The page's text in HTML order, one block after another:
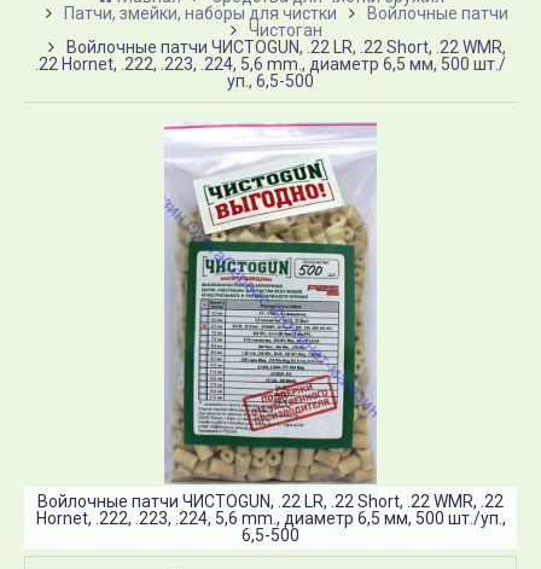
Патчи, змейки, наборы для чистки
Войлочные патчи
Чистоган
Войлочные патчи ЧИСТОGUN, .22 LR, .22 Short, .22 WMR,
.22 Hornet, .222, .223, .224, 5,6 mm., диаметр 6,5 мм, 500 шт./
уп., 6,5-500
Войлочные патчи ЧИСТОGUN, .22 LR, .22 Short, .22 WMR, .22
Hornet, .222, .223, .224, 5,6 mm., диаметр 6,5 мм, 500 шт./уп.,
6,5-500